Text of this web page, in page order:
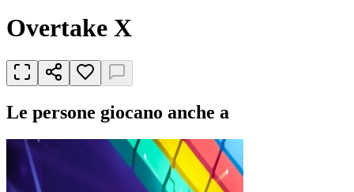
Overtake X
Le persone giocano anche a